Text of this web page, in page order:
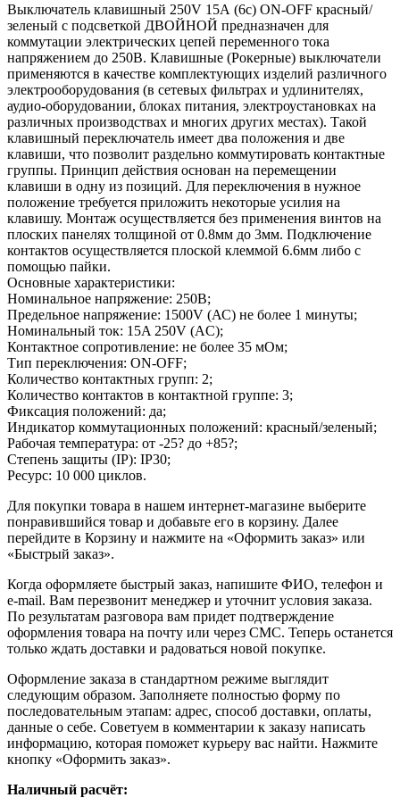
Выключатель клавишный 250V 15А (6с) ON-OFF красный/
зеленый с подсветкой ДВОЙНОЙ предназначен для
коммутации электрических цепей переменного тока
напряжением до 250В. Клавишные (Рокерные) выключатели
применяются в качестве комплектующих изделий различного
электрооборудования (в сетевых фильтрах и удлинителях,
аудио-оборудовании, блоках питания, электроустановках на
различных производствах и многих других местах). Такой
клавишный переключатель имеет два положения и две
клавиши, что позволит раздельно коммутировать контактные
группы. Принцип действия основан на перемещении
клавиши в одну из позиций. Для переключения в нужное
положение требуется приложить некоторые усилия на
клавишу. Монтаж осуществляется без применения винтов на
плоских панелях толщиной от 0.8мм до 3мм. Подключение
контактов осуществляется плоской клеммой 6.6мм либо с
помощью пайки.
Основные характеристики:
Номинальное напряжение: 250В;
Предельное напряжение: 1500V (АС) не более 1 минуты;
Номинальный ток: 15A 250V (AC);
Контактное сопротивление: не более 35 мОм;
Тип переключения: ON-OFF;
Количество контактных групп: 2;
Количество контактов в контактной группе: 3;
Фиксация положений: да;
Индикатор коммутационных положений: красный/зеленый;
Рабочая температура: от -25? до +85?;
Степень защиты (IP): IP30;
Ресурс: 10 000 циклов.
Для покупки товара в нашем интернет-магазине выберите
понравившийся товар и добавьте его в корзину. Далее
перейдите в Корзину и нажмите на «Оформить заказ» или
«Быстрый заказ».
Когда оформляете быстрый заказ, напишите ФИО, телефон и
e-mail. Вам перезвонит менеджер и уточнит условия заказа.
По результатам разговора вам придет подтверждение
оформления товара на почту или через СМС. Теперь останется
только ждать доставки и радоваться новой покупке.
Оформление заказа в стандартном режиме выглядит
следующим образом. Заполняете полностью форму по
последовательным этапам: адрес, способ доставки, оплаты,
данные о себе. Советуем в комментарии к заказу написать
информацию, которая поможет курьеру вас найти. Нажмите
кнопку «Оформить заказ».
Наличный расчёт: